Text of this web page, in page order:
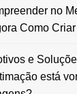
no
Como
e
está